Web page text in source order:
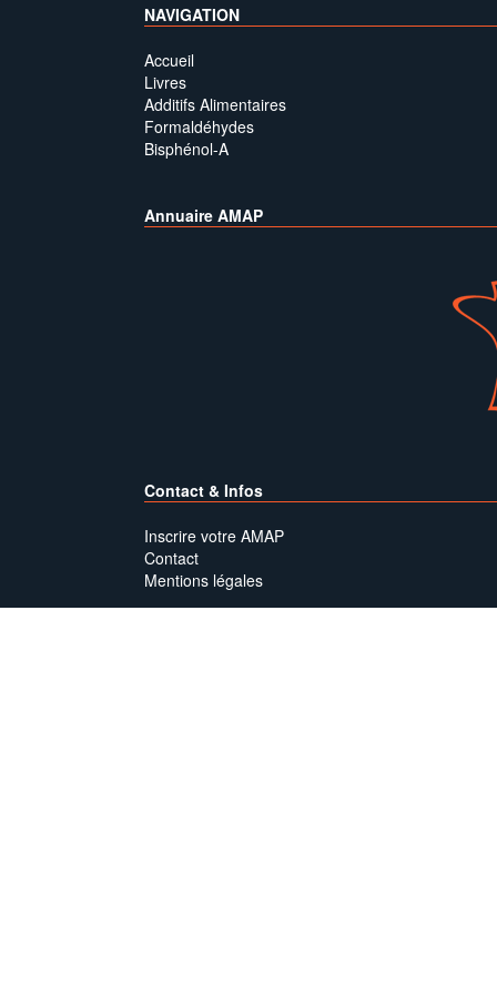
NAVIGATION
Accueil
Livres
Additifs Alimentaires
Formaldéhydes
Bisphénol-A
Annuaire AMAP
Contact & Infos
Inscrire votre AMAP
Contact
Mentions légales